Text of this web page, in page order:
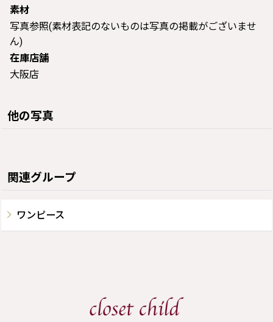
素材
写真参照(素材表記のないものは写真の掲載がございませ
ん)
在庫店舗
大阪店
他の写真
関連グループ
ワンピース